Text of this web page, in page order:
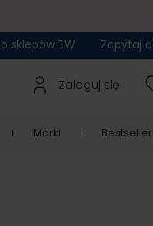
sklepów BW Zapytaj
Zaloguj się
Marki